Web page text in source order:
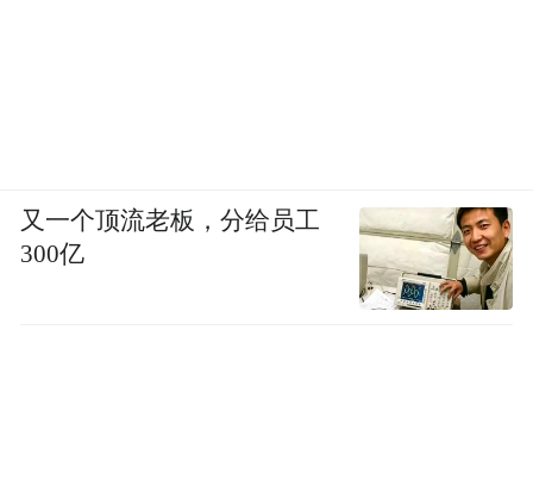
又一个顶流老板，分给员工
300亿